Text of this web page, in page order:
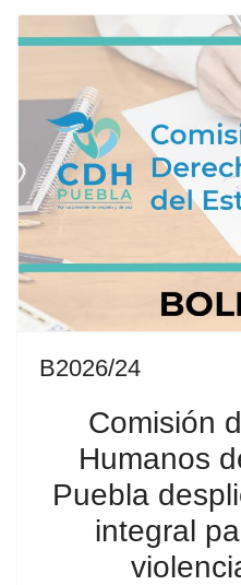
B2026/24
Comisión
Humanos
Puebla
integral